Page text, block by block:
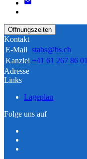
Öffnungszeiten
Kontakt
E-Mail stabs@bs.ch
Kanzlei +41 61 267 86 01
Adresse
Links
Lageplan
Folge uns auf